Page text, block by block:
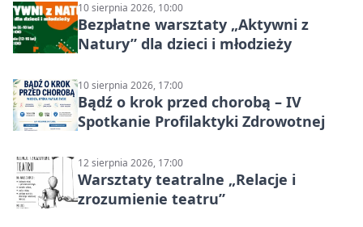
10 sierpnia 2026, 10:00
Bezpłatne warsztaty „Aktywni z
Natury” dla dzieci i młodzieży
10 sierpnia 2026, 17:00
Bądź o krok przed chorobą – IV
Spotkanie Profilaktyki Zdrowotnej
12 sierpnia 2026, 17:00
Warsztaty teatralne „Relacje i
zrozumienie teatru”